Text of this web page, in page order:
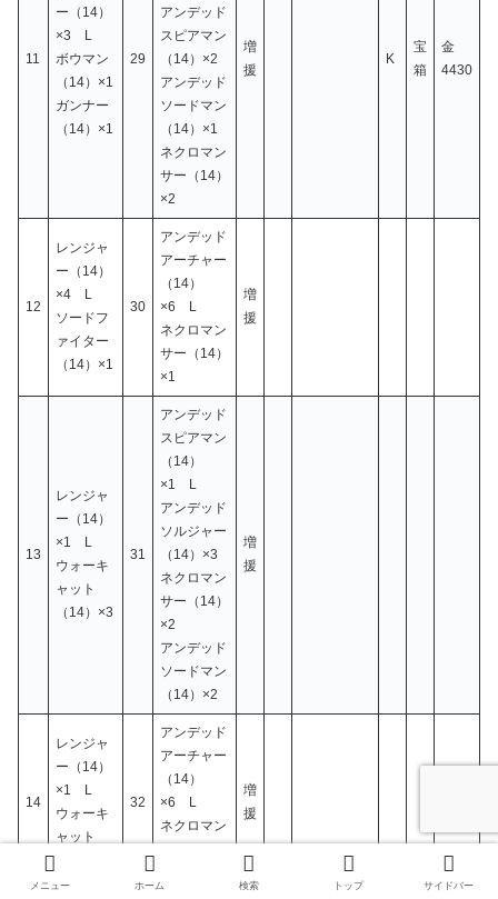
11
ー（14）
×3 L
ボウマン
（14）×1
ガンナー
（14）×1
29
アンデッド
スピアマン
（14）×2
アンデッド
ソードマン
（14）×1
ネクロマン
サー（14）
×2
増
援
K
宝
箱
金
4430
12
レンジャ
ー（14）
×4 L
ソードフ
ァイター
（14）×1
30
アンデッド
アーチャー
（14）
×6 L
ネクロマン
サー（14）
×1
増
援
13
レンジャ
ー（14）
×1 L
ウォーキ
ャット
（14）×3
31
アンデッド
スピアマン
（14）
×1 L
アンデッド
ソルジャー
（14）×3
ネクロマン
サー（14）
×2
アンデッド
ソードマン
（14）×2
増
援
14
レンジャ
ー（14）
×1 L
ウォーキ
ャット
32
アンデッド
アーチャー
（14）
×6 L
ネクロマン
サー（14）
増
援
メニュー ホーム 検索 トップ サイドバー